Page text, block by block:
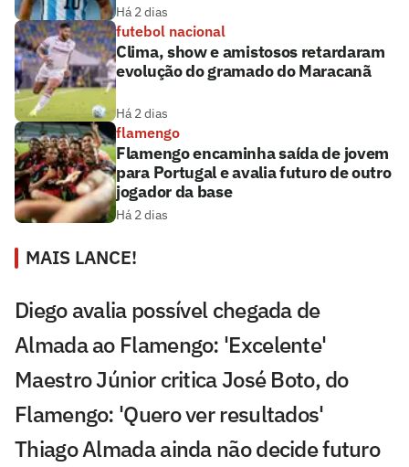
Há 2 dias
futebol nacional
Clima, show e amistosos retardaram
evolução do gramado do Maracanã
Há 2 dias
flamengo
Flamengo encaminha saída de jovem
para Portugal e avalia futuro de outro
jogador da base
Há 2 dias
MAIS LANCE!
Diego avalia possível chegada de
Almada ao Flamengo: 'Excelente'
Maestro Júnior critica José Boto, do
Flamengo: 'Quero ver resultados'
Thiago Almada ainda não decide futuro